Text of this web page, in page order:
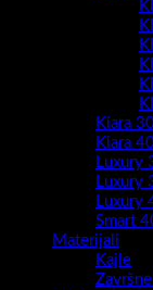
Kiara
Kiara
Luxury
Luxury
Luxury
Smart
Materijali
Kajle